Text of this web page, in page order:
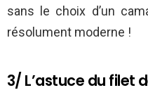
sans le choix d’un
résolument moderne !
3/ L’astuce du filet